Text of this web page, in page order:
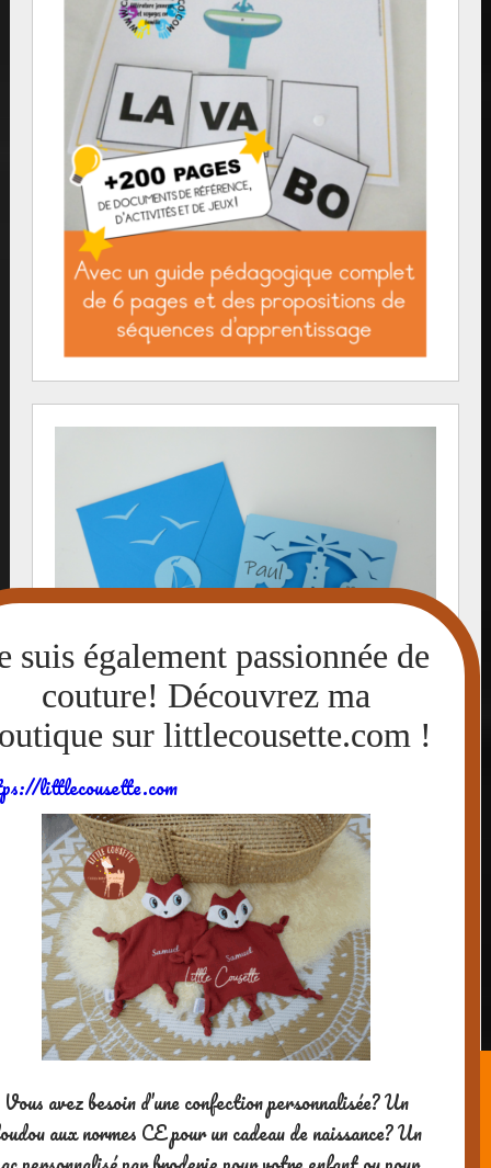
littlecousette.com
Vous avez besoin d’une confection personnalisée? Un
aux normes CE pour un cadeau de naissance? Un